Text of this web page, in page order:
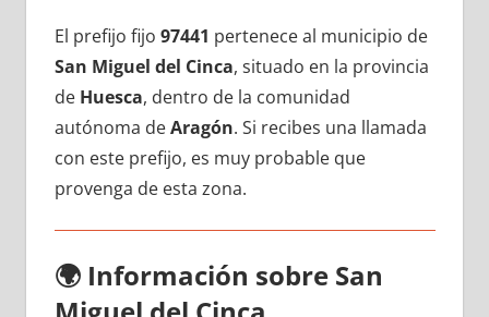
El prefijo fijo 97441 pertenece al municipio dе
San Miguel del Cinca, situado en la provincia
dе Huesca, dentro dе la comunidad
autónoma dеAragón. Si recibes una llamada
сοn еstе prefijo, es muy probable quе
provenga dе esta zona.
🌍 Información sobre San